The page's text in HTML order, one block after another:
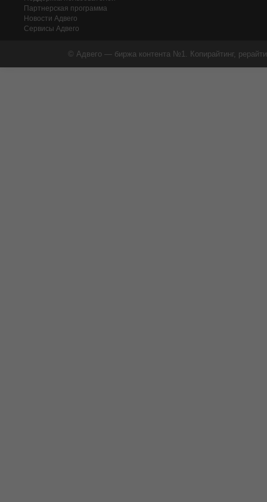
Партнерская программа
Новости Адвего
Сервисы Адвего
© Адвего — биржа контента №1. Копирайтинг,